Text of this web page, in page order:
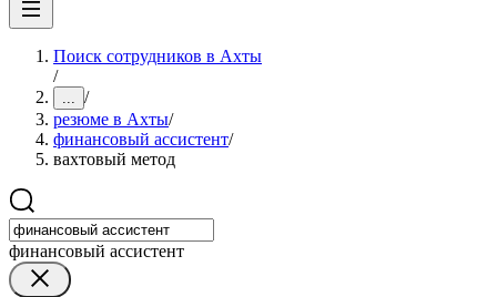
Поиск сотрудников в Ахты
/
... /
резюме в Ахты/
финансовый ассистент/
вахтовый метод
финансовый ассистент